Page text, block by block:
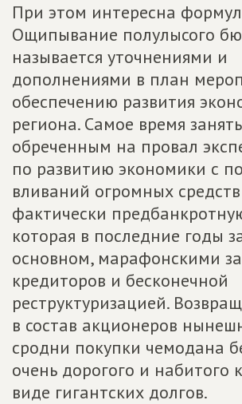
При этом интересна
Ощипывание полулысого
называется уточнениями и
дополнениями в план
обеспечению развития
региона. Самое время
обреченным на провал
по развитию экономики с
вливаний огромных
фактически
которая в последние годы
основном, марафонскими
кредиторов и бесконечной
реструктуризацией.
в состав акционеров
сродни покупки чемодана
очень дорогого и набитого
виде гигантских долгов.